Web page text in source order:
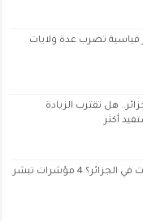
قياسية تضرب عدة ولايات
2027 في الجزائر.. هل تقترب الزيادة
أكثر
هل ستنخفض أسعار السيارات في الجزائر؟ 4 مؤشرات تبشر